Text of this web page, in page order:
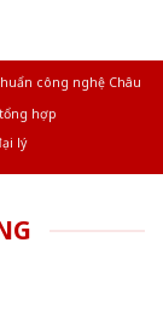
công nghệ Châu
hợp
lý